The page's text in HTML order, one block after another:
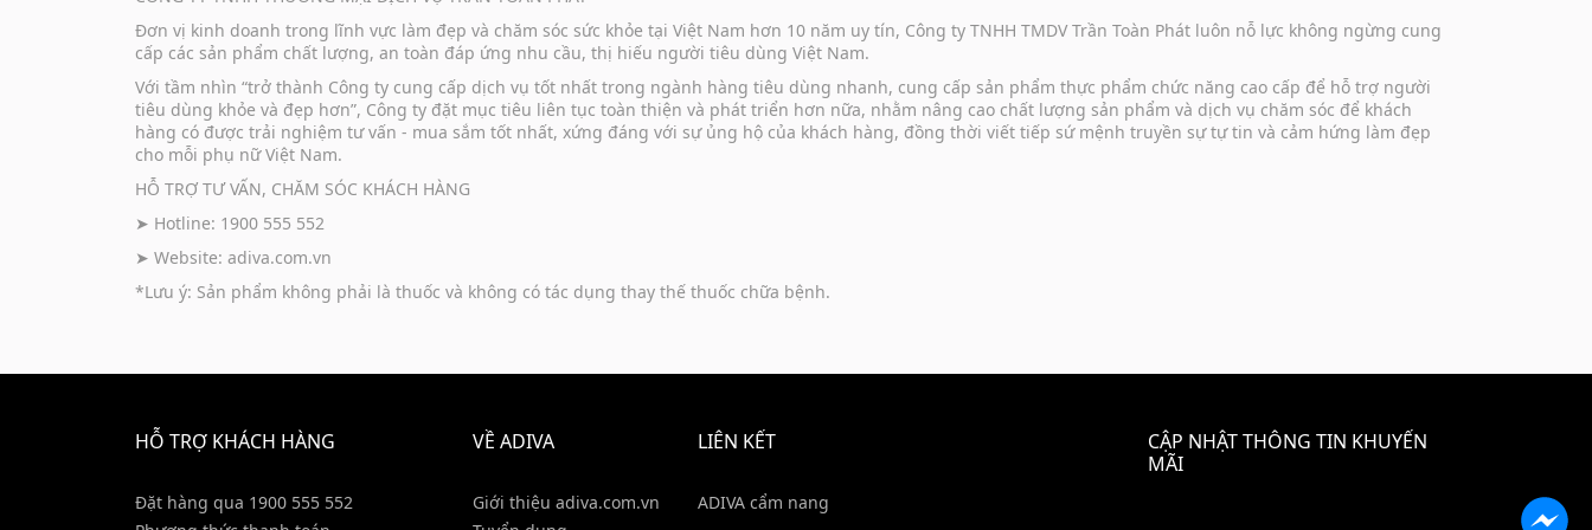
Đơn vị kinh doanh trong lĩnh vực làm đẹp và chăm sóc sức khỏe tại Việt Nam hơn 10 năm uy tín, Công ty TNHH TMDV Trần Toàn Phát luôn nỗ lực không ngừng cung
cấp các sản phẩm chất lượng, an toàn đáp ứng nhu cầu, thị hiếu người tiêu dùng Việt Nam.
Với tầm nhìn “trở thành Công ty cung cấp dịch vụ tốt nhất trong ngành hàng tiêu dùng nhanh, cung cấp sản phẩm thực phẩm chức năng cao cấp để hỗ trợ người
tiêu dùng khỏe và đẹp hơn”, Công ty đặt mục tiêu liên tục toàn thiện và phát triển hơn nữa, nhằm nâng cao chất lượng sản phẩm và dịch vụ chăm sóc để khách
hàng có được trải nghiệm tư vấn - mua sắm tốt nhất, xứng đáng với sự ủng hộ của khách hàng, đồng thời viết tiếp sứ mệnh truyền sự tự tin và cảm hứng làm đẹp
cho mỗi phụ nữ Việt Nam.
HỖ TRỢ TƯ VẤN, CHĂM SÓC KHÁCH HÀNG
➤ Hotline: 1900 555 552
➤ Website: adiva.com.vn
*Lưu ý: Sản phẩm không phải là thuốc và không có tác dụng thay thế thuốc chữa bệnh.
HỖ TRỢ KHÁCH HÀNG
Đặt hàng qua 1900 555 552
VỀ ADIVA
Giới thiệu adiva.com.vn
LIÊN KẾT
ADIVA cẩm nang
CẬP NHẬT THÔNG TIN KHUYẾN
MÃI